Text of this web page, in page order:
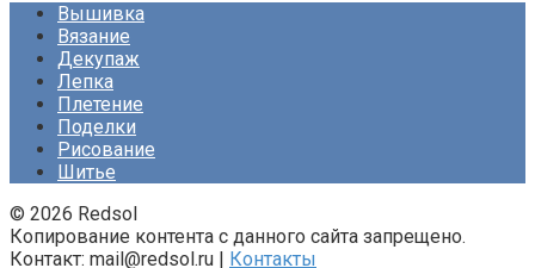
Вышивка
Вязание
Декупаж
Лепка
Плетение
Поделки
Рисование
Шитье
© 2026 Redsol
Копирование контента с данного сайта запрещено.
Контакт: mail@redsol.ru | Контакты